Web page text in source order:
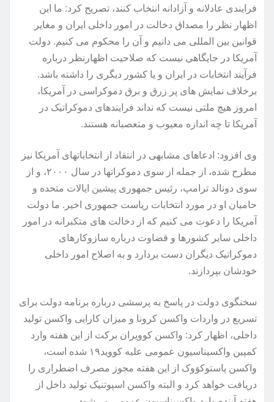
فرایندی عادلانه و آزادانه انتخاب کنند، تصریح کرد: ما این
اظهار نظر را مصداق دخالت در امور داخلی ایران و مغایر
قوانین بین المللی می دانیم و آن را محکوم می کنیم. دولت
آمریکا در جایگاهی نیست که صلاحیت اظهارنظر درباره
فرآیند انتخابات در ایران و یا کشور دیگری را داشته باشد.
برخلاف نمایش های پر زرق و برق دموکراسی در آمریکا،
امروز هیچ ملتی نیست که نداند فرایندهای دموکراتیک در
آمریکا تا چه اندازه معیوب و متعصبانه هستند.
وی افزود: ادعاهای مشابهی در انتقاد از انتخاباتهای آمریکا نیز
مطرح شده، از جمله از سوی دموکراتها در سال ۲۰۰۰، و از
سوی دونالد ترامپ، رئیس جمهوری پیشین ایالات متحده و
حامیان او در مورد انتخابات ریاست جمهوری اخیر. ما دولت
آمریکا را دعوت می کنیم که از دخالت های متکبرانه در امور
داخلی سایر کشورها و قضاوت درباره سازوکارهای
دموکراتیک دیگران دست بردارد و به اصلاح امور داخلی
خودشان بپردازند.
سخنگوی دولت در پاسخ به پرسشی درباره برنامه دولت برای
تسریع در واردات واکسن کرونا و میزان کارایی واکسن تولید
داخلی، اظهار کرد: واکسن کوویران برکت از این هفته وارد
کمپین واکسیناسیون عمومی علیه کووید۱۹ شده است،
واکسن پاستوکوَوک از این هفته مجوز مصرف اضطراری را
دریافت خواهد کرد و البته واکسن اسپوتنیک تولید داخل از